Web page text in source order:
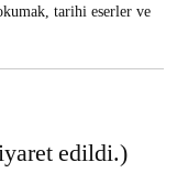
tarihi eserler ve
edildi.)